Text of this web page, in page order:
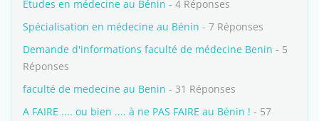
Études en médecine au Bénin - 4 Réponses
Spécialisation en médecine au Bénin - 7 Réponses
Demande d'informations faculté de médecine Benin - 5
Réponses
faculté de medecine au Benin - 31 Réponses
A FAIRE .... ou bien .... à ne PAS FAIRE au Bénin ! - 57